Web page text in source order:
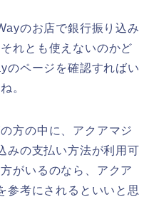
のお店で銀行振り込み
れとも使えないのかど
のページを確認すればい
。
方の中に、アクアマジ
みの支払い方法が利用可
がいるのなら、アクア
参考にされるといいと思